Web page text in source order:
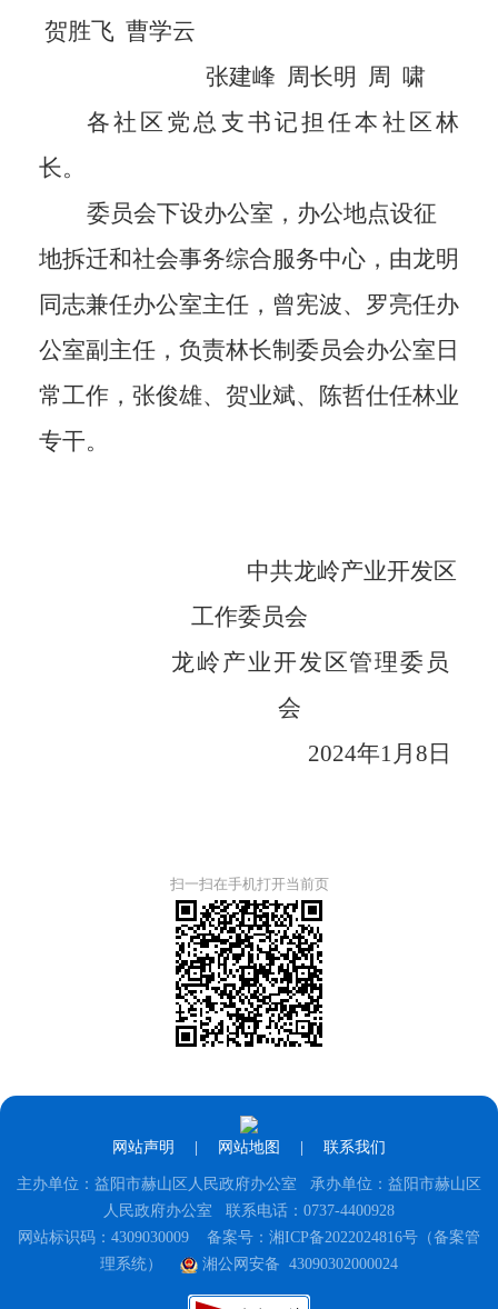
贺胜飞 曹学云
张建峰 周长明 周 啸
各社区党总支书记担任本社区林
长。
委员会下设办公室，办公地点设征
地拆迁和社会事务综合服务中心，由龙明
同志兼任办公室主任，曾宪波、 罗亮任办
公室副主任，负责林长制委员会办公室 日
常工作，张俊雄、 贺业斌、陈哲仕任林业
专干。
中共龙岭产业开发区
工作委员会
龙岭产业开发区管理委员
会
2024年1月8 日
扫一扫在手机打开当前页
网站声明 网站地图 联系我们
主办单位：益阳市赫山区人民政府办公室 承办单位：益阳市赫山区
人民政府办公室 联系电话：0737-4400928
网站标识码：4309030009 备案号：湘ICP备2022024816号（备案管
理系统）
湘公网安备 43090302000024